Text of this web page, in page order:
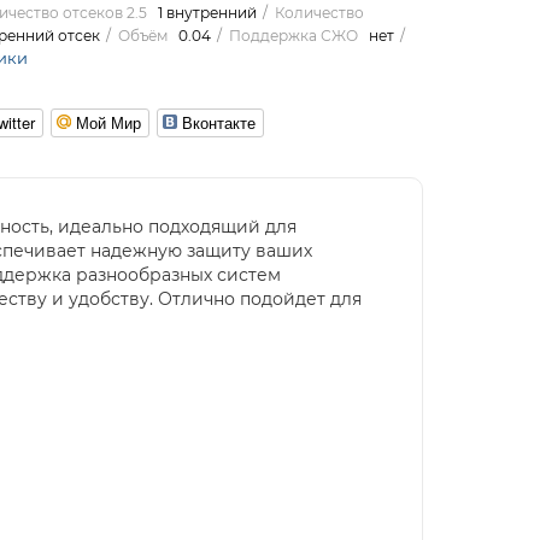
отсеков 2.5 1 внутренний
Количество
отсек Объём 0.04 Поддержка СЖО нет
Мой Мир Вконтакте
идеально подходящий для
надежную защиту ваших
разнообразных систем
и удобству. Отлично подойдет для